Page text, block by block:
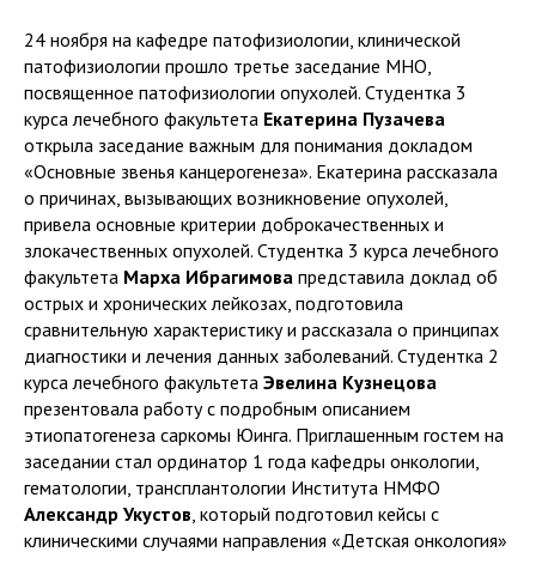
24 ноября на кафедре патофизиологии, клинической
патофизиологии прошло третье заседание МНО,
посвященное патофизиологии опухолей. Студентка 3
курса лечебного факультета Екатерина Пузачева
открыла заседание важным для понимания докладом
«Основные звенья канцерогенеза». Екатерина рассказала
о причинах, вызывающих возникновение опухолей,
привела основные критерии доброкачественных и
злокачественных опухолей. Студентка 3 курса лечебного
факультета Марха Ибрагимова представила доклад об
острых и хронических лейкозах, подготовила
сравнительную характеристику и рассказала о принципах
диагностики и лечения данных заболеваний. Студентка 2
курса лечебного факультета Эвелина Кузнецова
презентовала работу с подробным описанием
этиопатогенеза саркомы Юинга. Приглашенным гостем на
заседании стал ординатор 1 года кафедры онкологии,
гематологии, трансплантологии Института НМФО
Александр Укустов, который подготовил кейсы с
клиническими случаями направления «Детская онкология»